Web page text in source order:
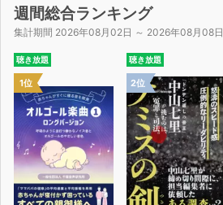
週間総合ランキング
集計期間 2026年08月02日 ～ 2026年08月08日
聴き放題
1位
聴き放題
2位